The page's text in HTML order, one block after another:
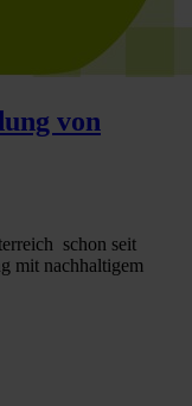
von
schon seit
mit nachhaltigem